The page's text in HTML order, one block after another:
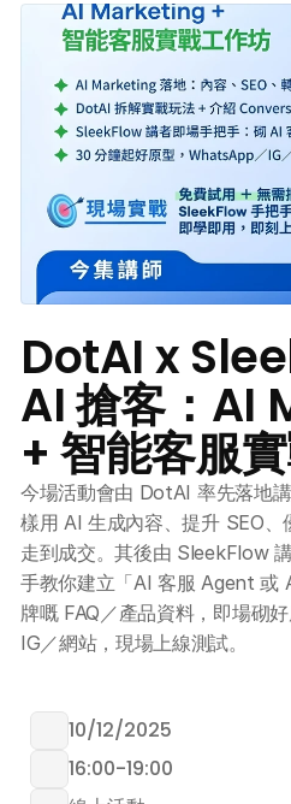
DotAI x
AI 搶客：AI
+ 智能客服
今場活動會由 DotAI 率先落地
樣用 AI 生成內容、提升 SEO
走到成交。其後由 SleekFlow
手教你建立「AI 客服 Agent 或
牌嘅 FAQ／產品資料，即場砌
IG／網站，現場上線測試。
10/12/2025
16:00-19:00